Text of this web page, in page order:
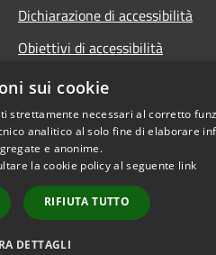
Dichiarazione di accessibilità
Obiettivi di accessibilità
Copyright © 2026 •
sui cookie
strettamente necessari al corretto
analitico al solo fine di elaborare
e anonime.
la cookie policy al seguente link
RIFIUTA TUTTO
DETTAGLI